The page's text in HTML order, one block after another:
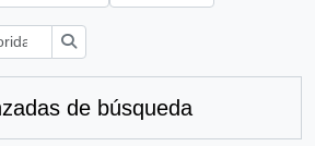
de búsqueda